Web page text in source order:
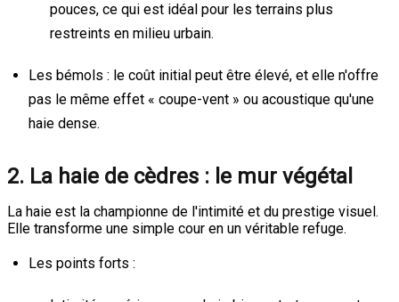
pouces, ce qui est idéal pour les terrains plus
restreints en milieu urbain.
Les bémols : le coût initial peut être élevé, et elle n'offre
pas le même effet « coupe-vent » ou acoustique qu'une
haie dense.
2. La haie de cèdres : le mur végétal
La haie est la championne de l'intimité et du prestige visuel.
Elle transforme une simple cour en un véritable refuge.
Les points forts :